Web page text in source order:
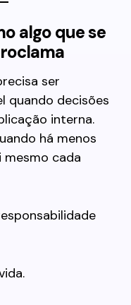
algo que se
ser
quando decisões
interna.
há menos
mesmo cada